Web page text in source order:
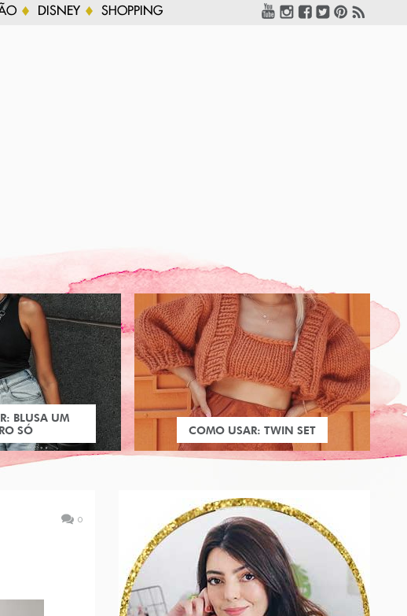
DISNEY SHOPPING
BLUSA UM
SÓ
COMO USAR: TWIN SET
0